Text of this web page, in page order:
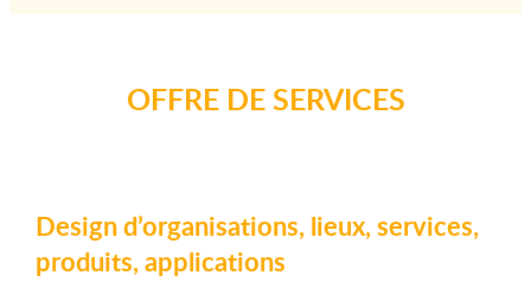
OFFRE DE SERVICES
Design d’organisations, lieux, services,
produits, applications